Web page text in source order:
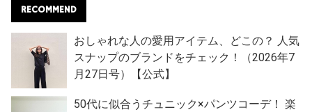
RECOMMEND
おしゃれな人の愛用アイテム、どこの？ 人気
スナップのブランドをチェック！（2026年7
月27日号）【公式】
50代に似合うチュニック×パンツコーデ！ 楽